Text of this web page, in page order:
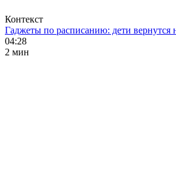
Контекст
Гаджеты по расписанию: дети вернутся
04:28
2 мин